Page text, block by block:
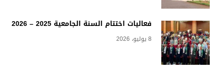
فعاليات اختتام السنة الجامعية 2025 – 2026
8 يوليو، 2026